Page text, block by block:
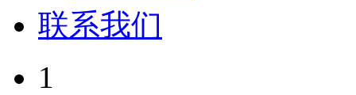
联系我们
1